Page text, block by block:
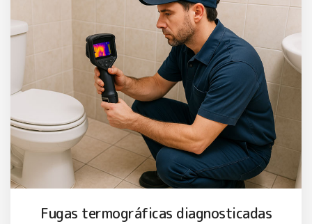
Fugas termográficas diagnosticadas